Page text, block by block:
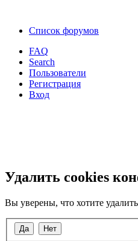
Список форумов
FAQ
Search
Пользователи
Регистрация
Вход
Удалить cookies
Вы уверены, что хотите